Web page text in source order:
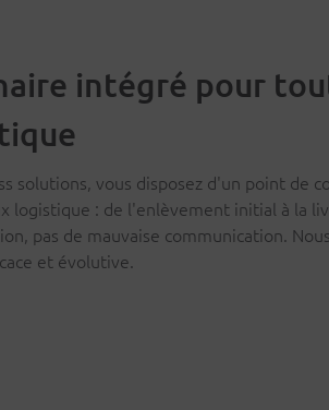
intégré pour
solutions, vous disposez d'un point de
logistique : de l'enlèvement initial à la
pas de mauvaise communication.
et évolutive.